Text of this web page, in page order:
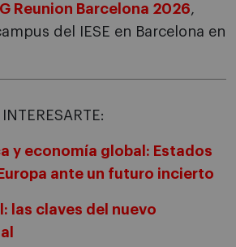
Reunion Barcelona 2026,
del IESE en Barcelona en
y economía global: Estados
ante un futuro incierto
las claves del nuevo